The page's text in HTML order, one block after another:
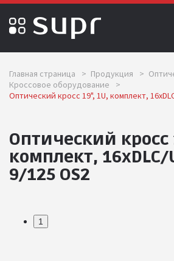
Главная страница > Продукция >
Кроссовое оборудование
>
Оптический кросс 19", 1U, комплект,
Оптический кросс
комплект, 16хDLC/
9/125 OS2
1